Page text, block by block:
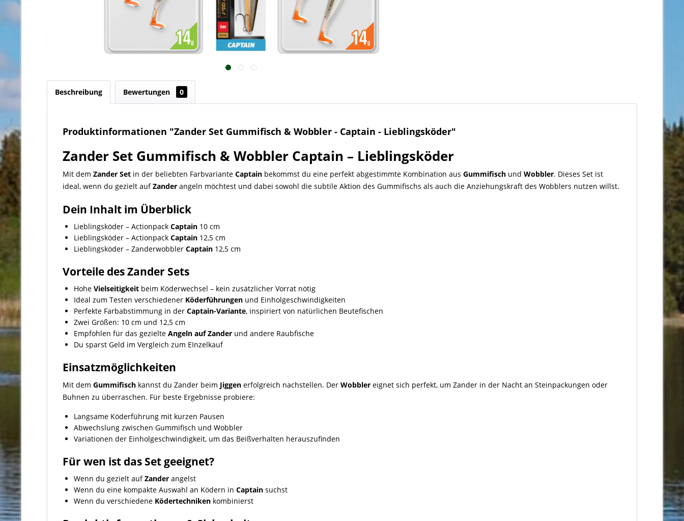
Beschreibung Bewertungen 0
Produktinformationen "Zander Set Gummifisch & Wobbler - Captain - Lieblingsköder"
Zander Set Gummifisch & Wobbler Captain – Lieblingsköder
Mit dem Zander Set in der beliebten Farbvariante Captain bekommst du eine perfekt abgestimmte Kombination aus Gummifisch und Wobbler. Dieses Set ist
ideal, wenn du gezielt aufZander angeln möchtest und dabei sowohl die subtile Aktion des Gummifischs als auch die Anziehungskraft des Wobblers nutzen willst.
Dein Inhalt im Überblick
Lieblingsköder – Actionpack Captain 10 cm
Lieblingsköder – Actionpack Captain 12,5 cm
Lieblingsköder – Zanderwobbler Captain 12,5 cm
Vorteile des Zander Sets
Hohe Vielseitigkeit beim Köderwechsel – kein zusätzlicher Vorrat nötig
Ideal zum Testen verschiedener Köderführungen und Einholgeschwindigkeiten
Perfekte Farbabstimmung in der Captain-Variante, inspiriert von natürlichen Beutefischen
Zwei Größen: 10 cm und 12,5 cm
Empfohlen für das gezielte Angeln auf Zander und andere Raubfische
Du sparst Geld im Vergleich zum EInzelkauf
Einsatzmöglichkeiten
Mit dem Gummifisch kannst du Zander beim Jiggen erfolgreich nachstellen. Der Wobbler eignet sich perfekt, um Zander in der Nacht an Steinpackungen oder
Buhnen zu überraschen. Für beste Ergebnisse probiere:
Langsame Köderführung mit kurzen Pausen
Abwechslung zwischen Gummifisch und Wobbler
Variationen der Einholgeschwindigkeit, um das Beißverhalten herauszufinden
Für wen ist das Set geeignet?
Wenn du gezielt aufZander angelst
Wenn du eine kompakte Auswahl an Ködern in Captain suchst
Wenn du verschiedene Ködertechniken kombinierst